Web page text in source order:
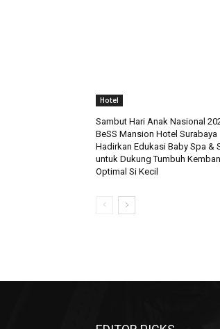
Hotel
Sambut Hari Anak Nasional
BeSS Mansion Hotel Surabaya
Hadirkan Edukasi Baby Spa &
untuk Dukung Tumbuh
Optimal Si Kecil